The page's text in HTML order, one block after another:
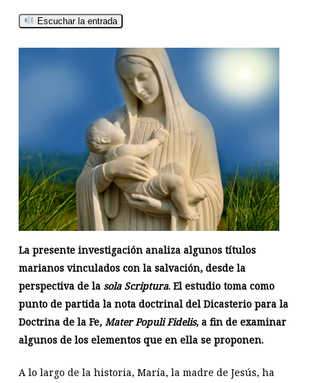
Escuchar la entrada
La presente investigación analiza algunos títulos
marianos vinculados con la salvación, desde la
perspectiva de la sola Scriptura. El estudio toma como
punto de partida la nota doctrinal del Dicasterio para la
Doctrina de la Fe, Mater Populi Fidelis, a fin de examinar
algunos de los elementos que en ella se proponen.
A lo largo de la historia, María, la madre de Jesús, ha